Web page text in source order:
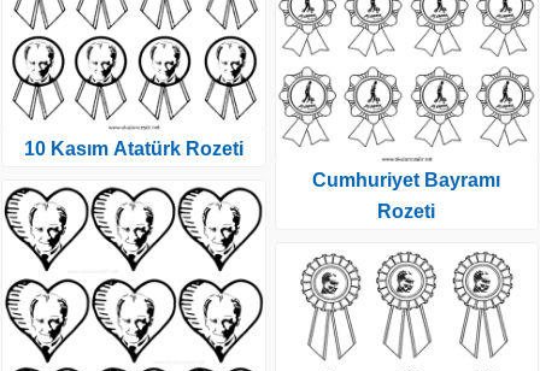
10 Kasım Atatürk Rozeti
Cumhuriyet Bayramı
Rozeti